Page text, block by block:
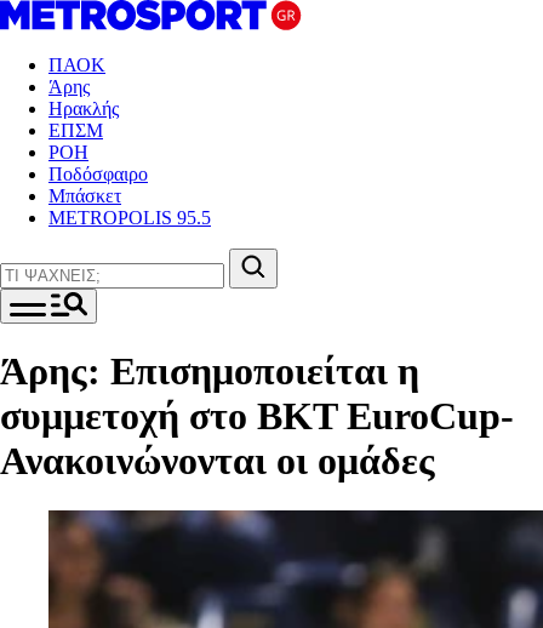
ΠΑΟΚ
Άρης
Ηρακλής
ΕΠΣΜ
ΡΟΗ
Ποδόσφαιρο
Μπάσκετ
METROPOLIS 95.5
Άρης: Επισημοποιείται η
συμμετοχή στο BKT EuroCup-
Ανακοινώνονται οι ομάδες